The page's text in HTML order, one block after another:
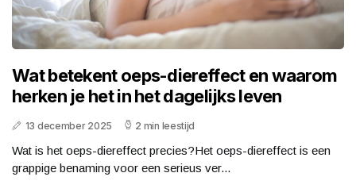
Wat betekent oeps-diereffect en waarom
herken je het in het dagelijks leven
13 december 2025 2 min leestijd
Wat is het oeps-diereffect precies?Het oeps-diereffect is een
grappige benaming voor een serieus ver...